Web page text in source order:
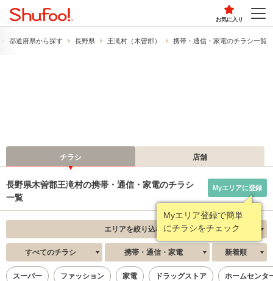
お気に入り
都道府県から探す 長野県 王滝村（木曽郡） 携帯・通信・家電のチラシ一覧
チラシ 店舗
長野県木曽郡王滝村の携帯・通信・家電のチラシ
一覧
Myエリア登録で簡単
にチラシをチェック
Myエリアに登録
エリアを絞り込む
すべてのチラシ 携帯・通信・家電 新着順
スーパー ファッション 家電 ドラッグストア ホームセンタ